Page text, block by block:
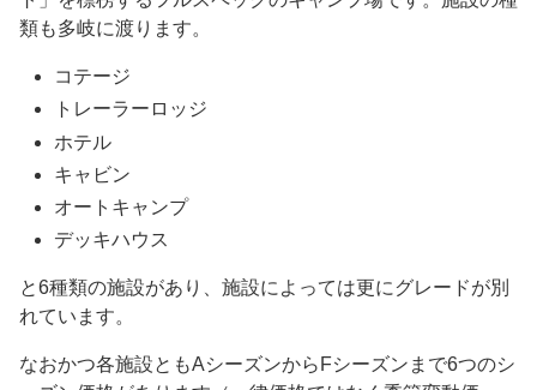
類も多岐に渡ります。
コテージ
トレーラーロッジ
ホテル
キャビン
オートキャンプ
デッキハウス
と6種類の施設があり、施設によっては更にグレードが別
れています。
なおかつ各施設ともAシーズンからFシーズンまで6つのシ